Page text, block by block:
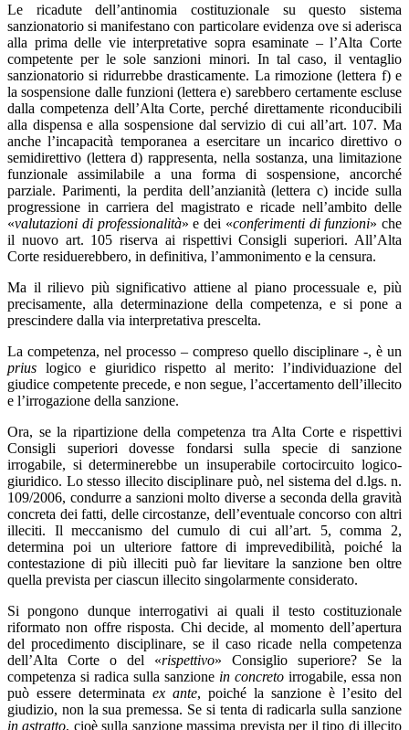
Le ricadute dell’antinomia costituzionale su questo sistema
sanzionatorio si manifestano con particolare evidenza ove si aderisca
alla prima delle vie interpretative sopra esaminate – l’Alta Corte
competente per le sole sanzioni minori. In tal caso, il ventaglio
sanzionatorio si ridurrebbe drasticamente. La rimozione (lettera f) e
la sospensione dalle funzioni (lettera e) sarebbero certamente escluse
dalla competenza dell’Alta Corte, perché direttamente riconducibili
alla dispensa e alla sospensione dal servizio di cui all’art. 107. Ma
anche l’incapacità temporanea a esercitare un incarico direttivo o
semidirettivo (lettera d) rappresenta, nella sostanza, una limitazione
funzionale assimilabile a una forma di sospensione, ancorché
parziale. Parimenti, la perdita dell’anzianità (lettera c) incide sulla
progressione in carriera del magistrato e ricade nell’ambito delle
«valutazioni di professionalità» e dei «conferimenti di funzioni» che
il nuovo art. 105 riserva ai rispettivi Consigli superiori. All’Alta
Corte residuerebbero, in definitiva, l’ammonimento e la censura.
Ma il rilievo più significativo attiene al piano processuale e, più
precisamente, alla determinazione della competenza, e si pone a
prescindere dalla via interpretativa prescelta.
La competenza, nel processo – compreso quello disciplinare -, è un
prius logico e giuridico rispetto al merito: l’individuazione del
giudice competente precede, e non segue, l’accertamento dell’illecito
e l’irrogazione della sanzione.
Ora, se la ripartizione della competenza tra Alta Corte e rispettivi
Consigli superiori dovesse fondarsi sulla specie di sanzione
irrogabile, si determinerebbe un insuperabile cortocircuito logico-
giuridico. Lo stesso illecito disciplinare può, nel sistema del d.lgs. n.
109/2006, condurre a sanzioni molto diverse a seconda della gravità
concreta dei fatti, delle circostanze, dell’eventuale concorso con altri
illeciti. Il meccanismo del cumulo di cui all’art. 5, comma 2,
determina poi un ulteriore fattore di imprevedibilità, poiché la
contestazione di più illeciti può far lievitare la sanzione ben oltre
quella prevista per ciascun illecito singolarmente considerato.
Si pongono dunque interrogativi ai quali il testo costituzionale
riformato non offre risposta. Chi decide, al momento dell’apertura
del procedimento disciplinare, se il caso ricade nella competenza
dell’Alta Corte o del «rispettivo» Consiglio superiore? Se la
competenza si radica sulla sanzione in concreto irrogabile, essa non
può essere determinata ex ante, poiché la sanzione è l’esito del
giudizio, non la sua premessa. Se si tenta di radicarla sulla sanzione
in astratto, cioè sulla sanzione massima prevista per il tipo di illecito